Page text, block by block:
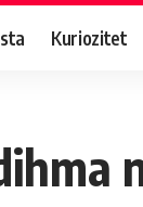
Kuriozitet